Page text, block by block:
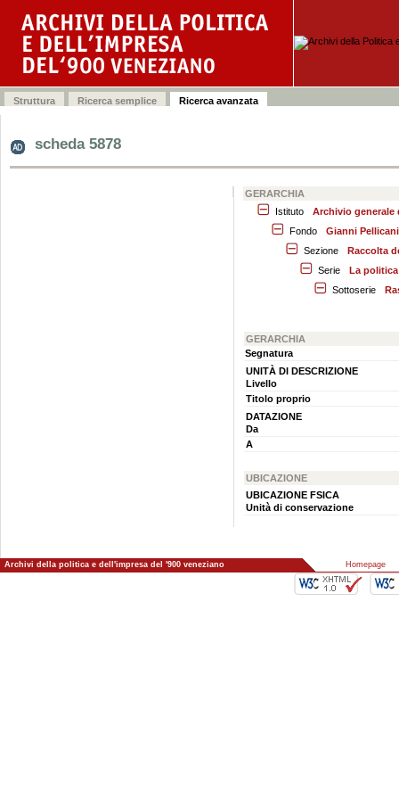
scheda 5878
GERARCHIA
Istituto
Archivio generale
Fondo
Gianni Pellicani
Sezione
Raccolta
Serie
La
Sottoserie
GERARCHIA
Segnatura
UNITÀ DI DESCRIZIONE
Livello
Titolo proprio
DATAZIONE
Da
A
UBICAZIONE
UBICAZIONE FSICA
Unità di conservazione
Archivi della politica e dell'impresa del '900 veneziano Homepage